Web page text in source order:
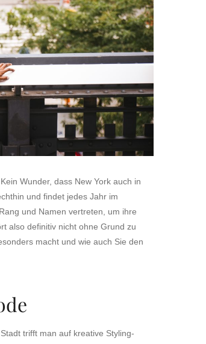
Wunder, dass New York auch in
und findet jedes Jahr im
und Namen vertreten, um ihre
also definitiv nicht ohne Grund zu
macht und wie auch Sie den
trifft man auf kreative Styling-